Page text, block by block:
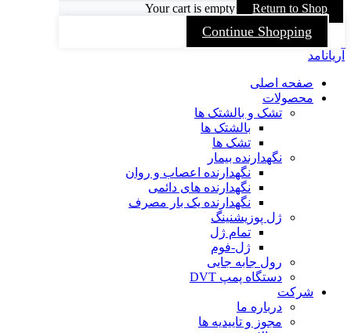
Your cart is empty Return to Shop
Continue Shopping
آریانامد
صفحه اصلی
محصولات
تشک و بالشتک ها
بالشتک ها
تشک ها
نگهدارنده بیمار
نگهدارنده اعصاب و روان
نگهدارنده های دائمی
نگهدارنده یک بار مصرف
ژل پوزیشنینگ
تمام ژل
ژل-فوم
رول جابه جایی
دستگاه پمپ DVT
شرکت
درباره ما
مجوز و تاییدیه ها